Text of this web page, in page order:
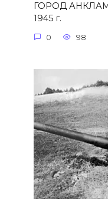
ГОРОД АНКЛАМ
1945 г.
0 98